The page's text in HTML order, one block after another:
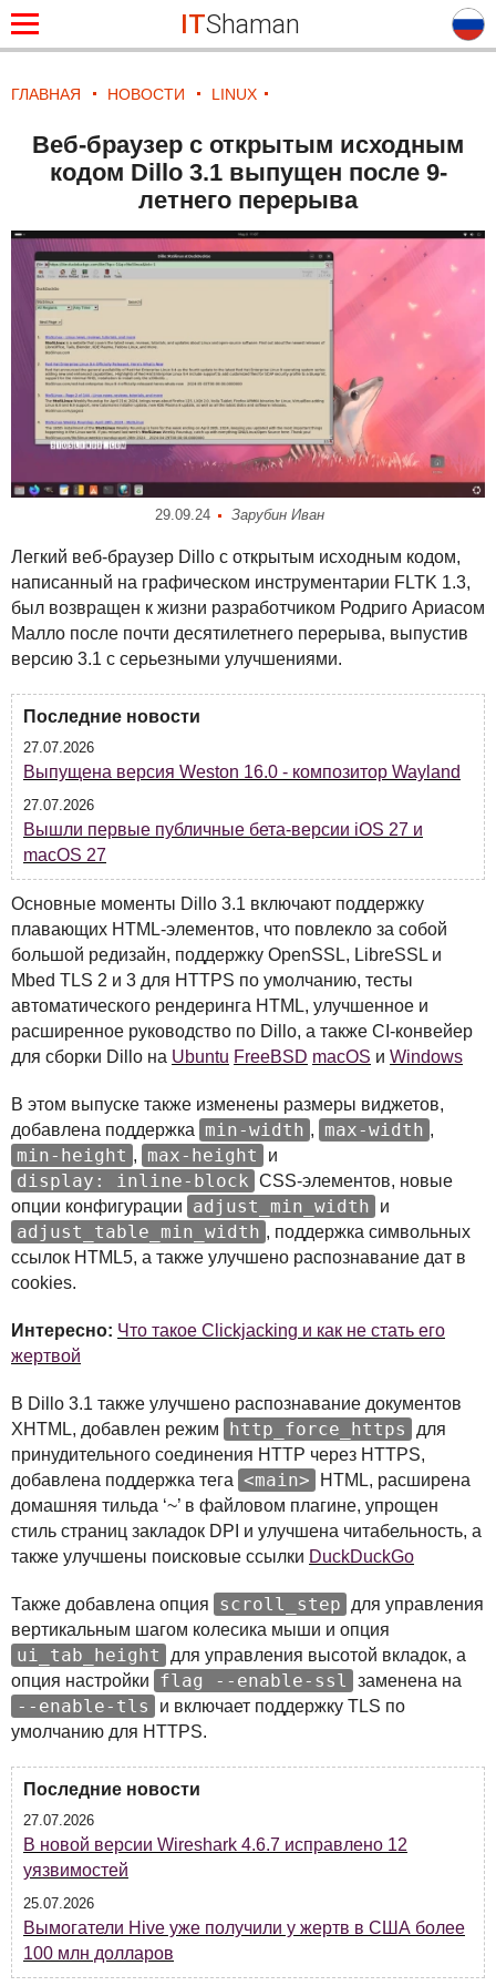
ITShaman
ГЛАВНАЯ НОВОСТИ LINUX
Веб-браузер с открытым исходным
кодом Dillo 3.1 выпущен после 9-
летнего перерыва
29.09.24 Зарубин Иван
Легкий веб-браузер Dillo с открытым исходным кодом,
написанный на графическом инструментарии FLTK 1.3,
был возвращен к жизни разработчиком Родриго Ариасом
Малло после почти десятилетнего перерыва, выпустив
версию 3.1 с серьезными улучшениями.
Последние новости
27.07.2026
Выпущена версия Weston 16.0 - композитор Wayland
27.07.2026
Вышли первые публичные бета-версии iOS 27 и
macOS 27
Основные моменты Dillo 3.1 включают поддержку
плавающих HTML-элементов, что повлекло за собой
большой редизайн, поддержку OpenSSL, LibreSSL и
Mbed TLS 2 и 3 для HTTPS по умолчанию, тесты
автоматического рендеринга HTML, улучшенное и
расширенное руководство по Dillo, а также CI-конвейер
для сборки Dillo на Ubuntu FreeBSD macOS и Windows
В этом выпуске также изменены размеры виджетов,
добавлена поддержка
min-width , max-width ,
min-height , max-height и
display: inline-block CSS-элементов, новые
опции конфигурации
adjust_min_width и
adjust_table_min_width , поддержка символьных
ссылок HTML5, а также улучшено распознавание дат в
cookies.
Интересно: Что такое Clickjacking и как не стать его
жертвой
В Dillo 3.1 также улучшено распознавание документов
XHTML, добавлен режим http_force_https
для
принудительного соединения HTTP через HTTPS,
добавлена поддержка тега <main> HTML, расширена
домашняя тильда ‘~’ в файловом плагине, упрощен
стиль страниц закладок DPI и улучшена читабельность, а
также улучшены поисковые ссылки DuckDuckGo
Также добавлена опция scroll_step
для управления
вертикальным шагом колесика мыши и опция
ui_tab_height
для управления высотой вкладок, а
опция настройки
flag --enable-ssl заменена на
--enable-tls и включает поддержку TLS по
умолчанию для HTTPS.
Последние новости
27.07.2026
В новой версии Wireshark 4.6.7 исправлено 12
уязвимостей
25.07.2026
Вымогатели Hive уже получили у жертв в США более
100 млн долларов